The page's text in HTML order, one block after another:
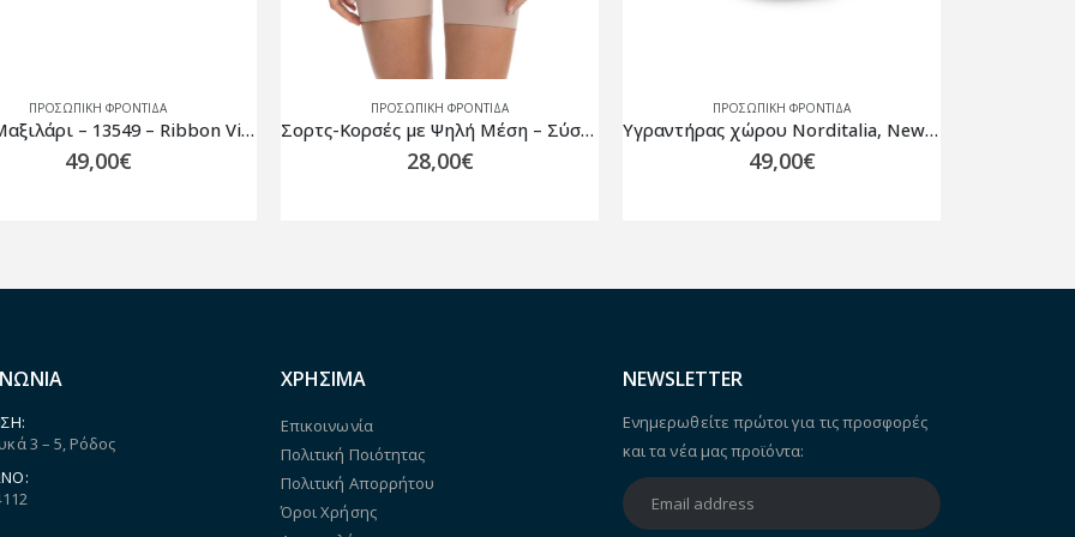
ΠΡΟΣΩΠΙΚΗ ΦΡΟΝΤΙΔΑ
Σορτς-Κορσές με Ψηλή Μέση – Σύσφιξη & Επίπεδη Κοιλιά Μπεζ
28,00€
ΠΡΟΣΩΠΙΚΗ ΦΡΟΝΤΙΔΑ
Υγραντήρας χώρου Norditalia, New White Vapor
49,00€
ΠΡΟΣΩΠΙΚΗ ΦΡΟΝΤΙΔΑ
Amve Μαξιλάρι Κουλούρα – 11632 – LATEX – 42 Χ 20
29,00€
3 – 5, Ρόδος
ΧΡΗΣΙΜΑ
Επικοινωνία
Πολιτική Ποιότητας
Πολιτική Απορρήτου
Όροι Χρήσης
NEWSLETTER
Ενημερωθείτε πρώτοι για τις προσφορές
και τα νέα μας προϊόντα: